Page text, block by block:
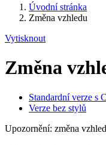
Úvodní stránka
Změna vzhledu
Vytisknout
Změna
Standardní verze s
Verze bez stylů
Upozornění: změna